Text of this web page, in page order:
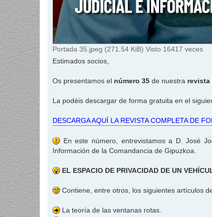
Portada 35.jpeg (271.54 KiB) Visto 16417 veces
Estimados socios,
Os presentamos el número 35 de nuestra revista
La podéis descargar de forma gratuita en el
DESCARGA AQUÍ LA REVISTA COMPLETA DE
En este número, entrevistamos a D. José
Información de la Comandancia de Gipuzkoa.
EL ESPACIO DE PRIVACIDAD DE UN
Contiene, entre otros, los siguientes artículos
La teoría de las ventanas rotas.